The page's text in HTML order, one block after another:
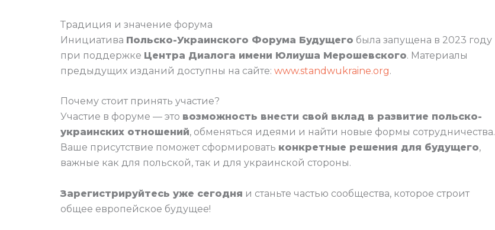
Традиция и значение форума
Инициатива Польско-Украинского Форума Будущего была запущена в 2023 году
при поддержке Центра Диалога имени Юлиуша Мерошевского. Материалы
предыдущих изданий доступны на сайте: www.standwukraine.org.
Почему стоит принять участие?
Участие в форуме — это возможность внести свой вклад в развитие польско-
украинских отношений, обменяться идеями и найти новые формы сотрудничества.
Ваше присутствие поможет сформировать конкретные решения для будущего,
важные как для польской, так и для украинской стороны.
Зарегистрируйтесь уже сегодня и станьте частью сообщества, которое строит
общее европейское будущее!